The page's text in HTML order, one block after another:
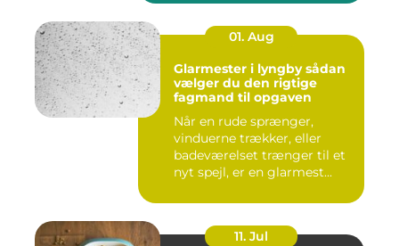
01. Aug
Glarmester i lyngby sådan
vælger du den rigtige
fagmand til opgaven
Når en rude sprænger,
vinduerne trækker, eller
badeværelset trænger til et
nyt spejl, er en glarmest...
11. Jul